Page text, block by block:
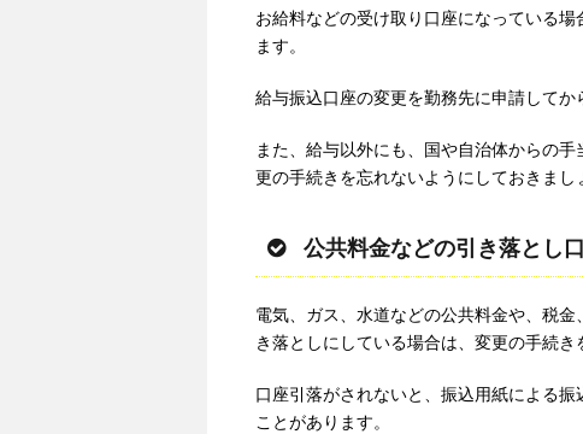
お給料などの受け取り口座になっている
ます。
給与振込口座の変更を勤務先に申請してか
また、給与以外にも、国や自治体からの
更の手続きを忘れないようにしておきまし
公共料金などの引き落とし
電気、ガス、水道などの公共料金や、税金
き落としにしている場合は、変更の手続き
口座引落がされないと、振込用紙による
ことがあります。